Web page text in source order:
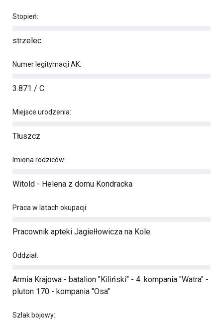
Stopień:
strzelec
Numer legitymacji AK:
3.871 / C
Miejsce urodzenia:
Tłuszcz
Imiona rodziców:
Witold - Helena z domu Kondracka
Praca w latach okupacji:
Pracownik apteki Jagiełłowicza na Kole.
Oddział:
Armia Krajowa - batalion "Kiliński" - 4. kompania "Watra" -
pluton 170 - kompania "Osa"
Szlak bojowy: